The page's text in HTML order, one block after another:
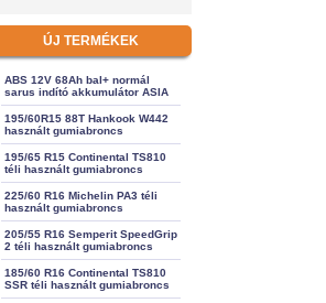
ÚJ TERMÉKEK
ABS 12V 68Ah bal+ normál
sarus indító akkumulátor ASIA
195/60R15 88T Hankook W442
használt gumiabroncs
195/65 R15 Continental TS810
téli használt gumiabroncs
225/60 R16 Michelin PA3 téli
használt gumiabroncs
205/55 R16 Semperit SpeedGrip
2 téli használt gumiabroncs
185/60 R16 Continental TS810
SSR téli használt gumiabroncs